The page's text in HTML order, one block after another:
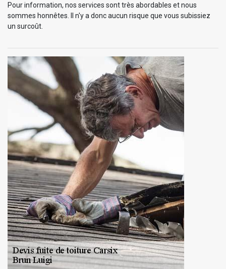
Pour information, nos services sont très abordables et nous
sommes honnêtes. Il n'y a donc aucun risque que vous subissiez
un surcoût.